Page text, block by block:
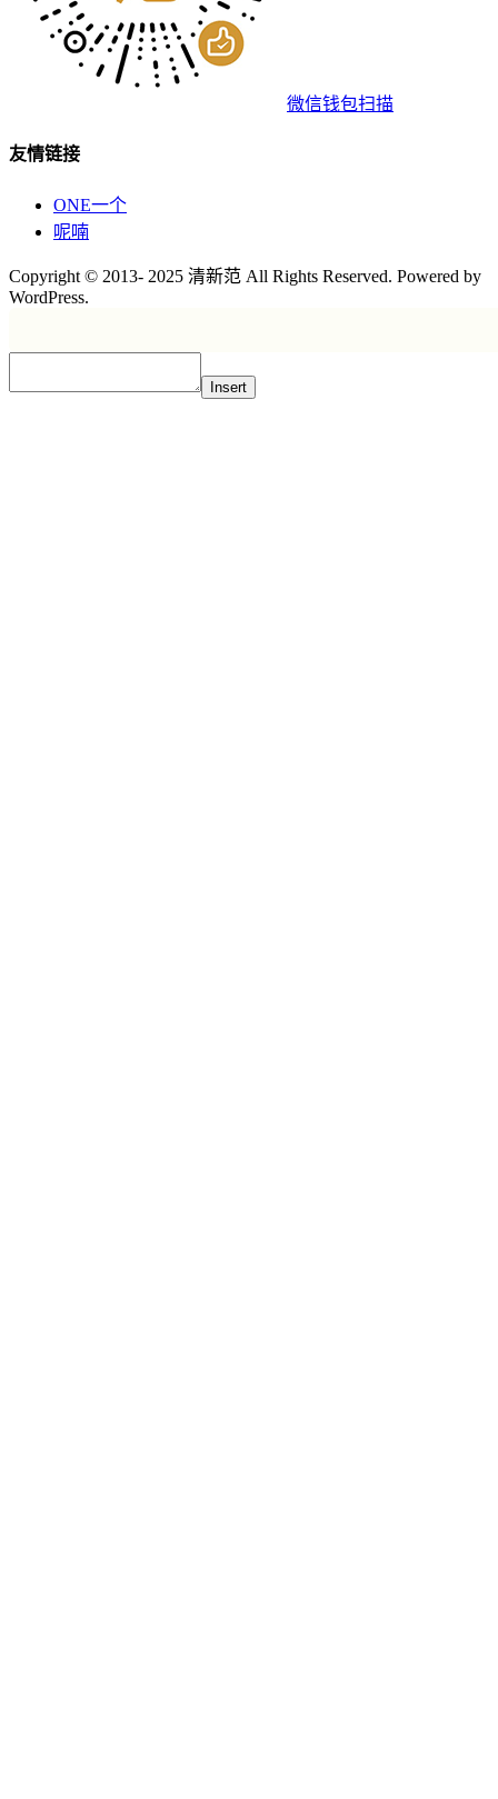
微信钱包扫描
友情链接
ONE一个
呢喃
Copyright © 2013- 2025 清新范 All Rights Reserved. Powered by
WordPress.
Insert